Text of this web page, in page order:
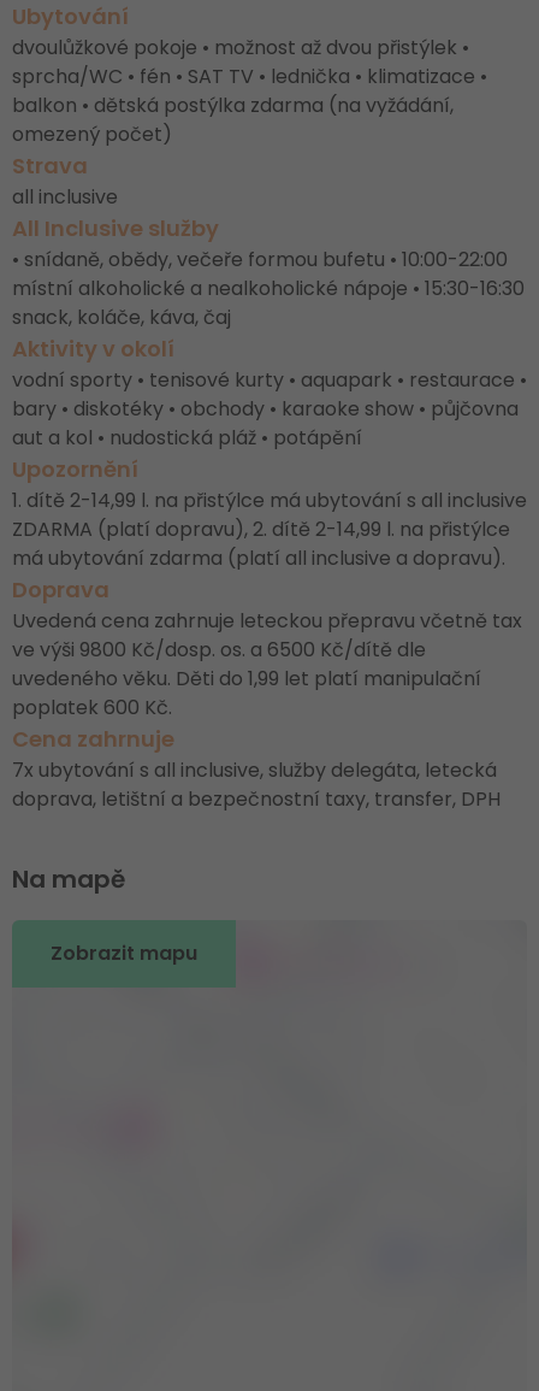
Ubytování
dvoulůžkové pokoje • možnost až dvou přistýlek •
sprcha/WC • fén • SAT TV • lednička • klimatizace •
balkon • dětská postýlka zdarma (na vyžádání,
omezený počet)
Strava
all inclusive
All Inclusive služby
• snídaně, obědy, večeře formou bufetu • 10:00-22:00
místní alkoholické a nealkoholické nápoje • 15:30-16:30
snack, koláče, káva, čaj
Aktivity v okolí
vodní sporty • tenisové kurty • aquapark • restaurace •
bary • diskotéky • obchody • karaoke show • půjčovna
aut a kol • nudostická pláž • potápění
Upozornění
1. dítě 2-14,99 l. na přistýlce má ubytování s all inclusive
ZDARMA (platí dopravu), 2. dítě 2-14,99 l. na přistýlce
má ubytování zdarma (platí all inclusive a dopravu).
Doprava
Uvedená cena zahrnuje leteckou přepravu včetně tax
ve výši 9800 Kč/dosp. os. a 6500 Kč/dítě dle
uvedeného věku. Děti do 1,99 let platí manipulační
poplatek 600 Kč.
Cena zahrnuje
7x ubytování s all inclusive, služby delegáta, letecká
doprava, letištní a bezpečnostní taxy, transfer, DPH
Na mapě
Zobrazit mapu